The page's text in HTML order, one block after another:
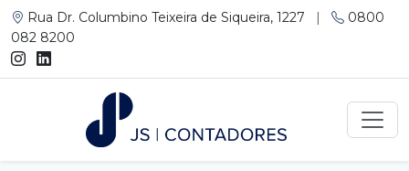
Rua Dr. Columbino Teixeira de Siqueira, 1227 |
0800
082 8200